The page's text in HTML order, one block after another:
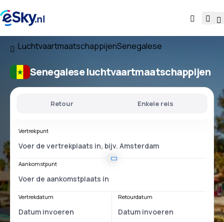
LuchtvaartmaatschappijenSenegalese
Senegalese luchtvaartmaatschappijen
Retour Enkele reis
Vertrekpunt
Aankomstpunt
Vertrekdatum Retourdatum